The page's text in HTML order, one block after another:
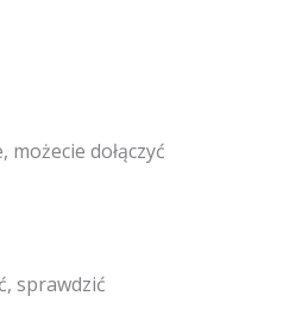
dołączyć
sprawdzić